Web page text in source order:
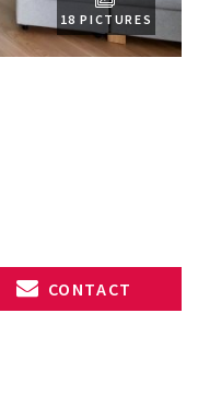
18 PICTURES
CONTACT